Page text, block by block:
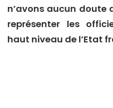
n’avons aucun
représenter les
haut niveau de l’Etat